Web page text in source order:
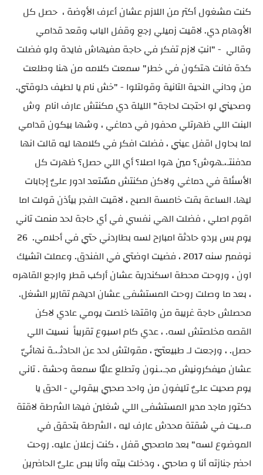
كنت مشغول أكتر من اللازم عشان أعرف الأوضة ، حصل كل
الأوهام دي. لاقيت زميلي رجع وقفل الباب وقعد قدامي
وقالي - "انتِ لازم تفكر في حاجة مفيهاش فايدة ولو فضلت
كدة فانت هتكون في خطر" سمعت كلامه من هنا وطلعت
من وداني النحية التانية وقولتلوا - "خش نام يا لطيف دلوقتي.
وصحيني لو احتجت لحاجة" الليلة دي مكنتش عارف انام وش
البنت اللي ظهرتلي محفور في دماغي ، وشها بيكون قدامي
لما بحاول اقفل عيني ، فضلت افكر في كلامها ليه قالت انها
مدفنتـ،ـهوش؟ مين هوا اصلا؟ أي اللي حصل؟ ظهرت كل
الأسئلة في دماغي ولاكن مكنتش مسّتعد ادور علىٌ إجابات
ليها. الساعة بقت خامسة الصبح ، لاقيت الفجر بيأذن قولت اما
اقوم اصلي ، فضلت الهي نفسي في أي حاجة لحد منمت تاني
يوم بس بردو حادثة امبارح لسه بطاردني حتي في أحلامي. 26
نوفمبر سنه 2017 ، فضيت اوضتي في الفندق. وعملت اتشيك
اون ، وروحت محطة اسكندرية عشان أركب قطر وارجع القاهره
، بعد ما وصلت روحت المستشفى عشان اديهم تقارير الشغل.
محصلش حاجة غريبة من واقتها خلصت يومي عادي لاكن
القصه مخلصتش لسه. ، عدي كام اسبوع تقريباً نسيت اللي
حصل. ، ورجعت لـ طبيعتيّ ، مقولتش لحد عن الحادثـ،ـة نهائيّ
عشان ميفكرونيش مجـ،ـنون وتطلع عليٌا سمعة وحشة . تاني
يوم صحيت علىٌ تليفون من واحد صحبي بيقولي - الحق يا
دكتور ماجد مدير المستشفى اللي شغلين فيها الشرطة لاقتة
مـ،ـيت في شقتة محدش عارف ليه ، الشرطة بتحقق في
الموضوع لسه" بعد ماصحبي قفل ، كنت زعلان عليه. روحت
احضر جنازته أنا و صاحبي ، ودخلت بيته وأنا ببص علىٌ الحاضرين